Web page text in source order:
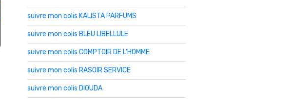
suivre mon colis KALISTA PARFUMS
suivre mon colis BLEU LIBELLULE
suivre mon colis COMPTOIR DE L’HOMME
suivre mon colis RASOIR SERVICE
suivre mon colis DIOUDA